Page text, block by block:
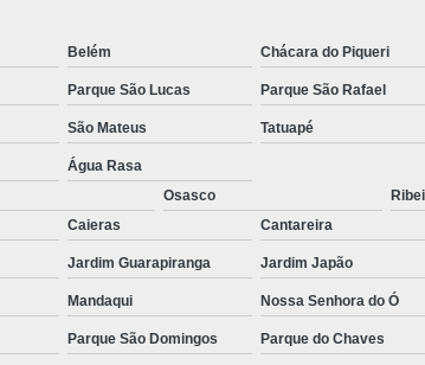
Belém Chácara do Piqueri
Parque São Lucas Parque São Rafael
São Mateus Tatuapé
Água Rasa
Osasco
Caieras Cantareira
Jardim Guarapiranga Jardim Japão
Mandaqui Nossa Senhora do Ó
Parque São Domingos Parque do Chaves